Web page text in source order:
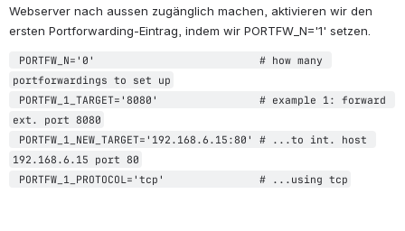
Webserver nach aussen zugänglich machen, aktivieren wir den
ersten Portforwarding-Eintrag, indem wir PORTFW_N='1' setzen.
portforwardings to set up
ext. port 8080
192.168.6.15 port 80
PORTFW_1_PROTOCOL='tcp'               # ...using tcp